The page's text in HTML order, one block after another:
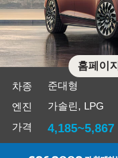
차종
준대형
엔진
가솔린, LPG
가격
4,185~5,867
홈페이지